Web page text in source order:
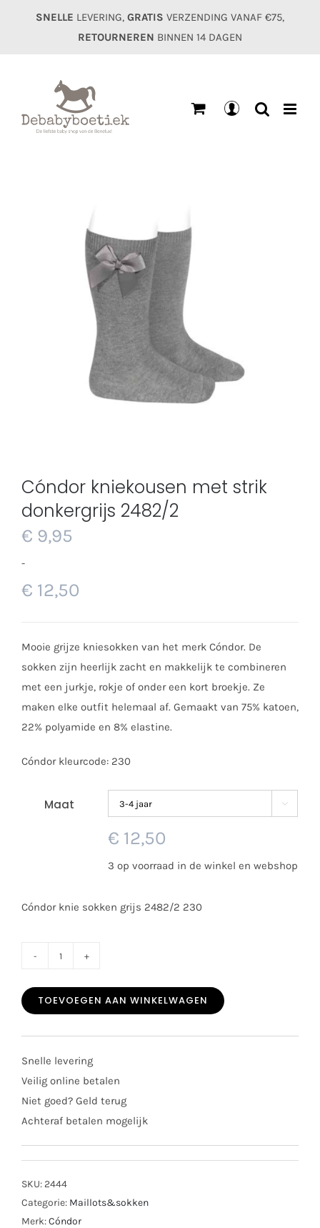
SNELLE LEVERING, GRATIS VERZENDING VANAF €75,
RETOURNEREN BINNEN 14 DAGEN
Cóndor kniekousen met strik
donkergrijs 2482/2
€ 9,95
-
€ 12,50
Mooie grijze kniesokken van het merk Cóndor. De
sokken zijn heerlijk zacht en makkelijk te combineren
met een jurkje, rokje of onder een kort broekje. Ze
maken elke outfit helemaal af. Gemaakt van 75% katoen,
22% polyamide en 8% elastine.
Cóndor kleurcode: 230
Maat 
€ 12,50
3 op voorraad in de winkel en webshop
Cóndor knie sokken grijs 2482/2 230
kniekousen
met
2482/2
aantal
TOEVOEGEN AAN WINKELWAGEN
Snelle levering
Veilig online betalen
Niet goed? Geld terug
Achteraf betalen mogelijk
SKU: 2444
Categorie: Maillots&sokken
Merk:Cóndor